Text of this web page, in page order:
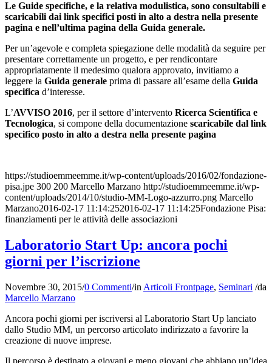
Le Guide specifiche, e la relativa modulistica, sono consultabili e
scaricabili dai link specifici posti in alto a destra nella presente
pagina e nell’ultima pagina della Guida generale.
Per un’agevole e completa spiegazione delle modalità da seguire per
presentare correttamente un progetto, e per rendicontare
appropriatamente il medesimo qualora approvato, invitiamo a
leggere la Guida generale prima di passare all’esame della Guida
specifica d’interesse.
L’AVVISO 2016, per il settore d’intervento Ricerca Scientifica e
Tecnologica, si compone della documentazione scaricabile dal link
specifico posto in alto a destra nella presente pagina
https://studioemmeemme.it/wp-content/uploads/2016/02/fondazione-
pisa.jpe 300 200 Marcello Marzano http://studioemmeemme.it/wp-
content/uploads/2014/10/studio-MM-Logo-azzurro.png Marcello
Marzano2016-02-17 11:14:252016-02-17 11:14:25Fondazione Pisa:
finanziamenti per le attività delle associazioni
Laboratorio Start Up: ancora pochi
giorni per l’iscrizione
Novembre 30, 2015/0 Commenti/in Articoli Frontpage, Seminari /da
Marcello Marzano
Ancora pochi giorni per iscriversi al Laboratorio Start Up lanciato
dallo Studio MM, un percorso articolato indirizzato a favorire la
creazione di nuove imprese.
Il percorso è destinato a giovani e meno giovani che abbiano un’idea